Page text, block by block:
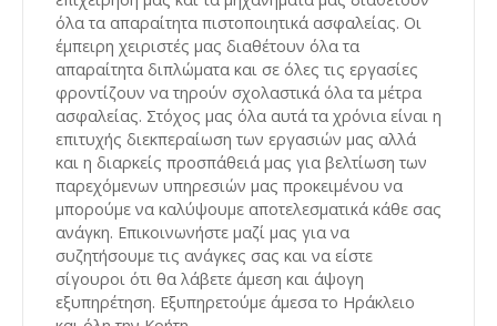
όλα τα απαραίτητα πιστοποιητικά ασφαλείας. Οι
έμπειρη χειριστές μας διαθέτουν όλα τα
απαραίτητα διπλώματα και σε όλες τις εργασίες
φροντίζουν να τηρούν σχολαστικά όλα τα μέτρα
ασφαλείας. Στόχος μας όλα αυτά τα χρόνια είναι η
επιτυχής διεκπεραίωση των εργασιών μας αλλά
και η διαρκείς προσπάθειά μας για βελτίωση των
παρεχόμενων υπηρεσιών μας προκειμένου να
μπορούμε να καλύψουμε αποτελεσματικά κάθε σας
ανάγκη. Επικοινωνήστε μαζί μας για να
συζητήσουμε τις ανάγκες σας και να είστε
σίγουροι ότι θα λάβετε άμεση και άψογη
εξυπηρέτηση. Εξυπηρετούμε άμεσα το Ηράκλειο